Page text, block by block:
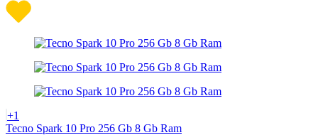
+1
Tecno Spark 10 Pro 256 Gb 8 Gb Ram